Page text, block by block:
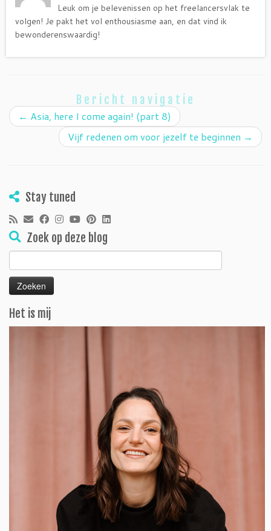
Leuk om je belevenissen op het freelancersvlak te
volgen! Je pakt het vol enthousiasme aan, en dat vind ik
bewonderenswaardig!
Bericht navigatie
← Asia, here I come again! (part 8)
Vijf redenen om voor jezelf te beginnen →
Stay tuned
Zoek op deze blog
Zoeken
naar:
Het is mij